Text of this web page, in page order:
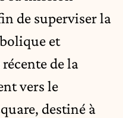
de superviser la
et
de la
vers le
destiné à